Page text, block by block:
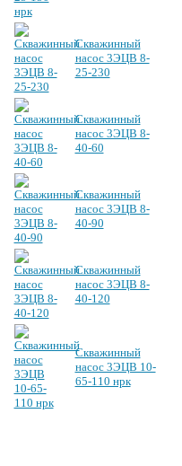
Скважинный
насос 3ЭЦВ 8-
25-230
Скважинный
насос 3ЭЦВ 8-
40-60
Скважинный
насос 3ЭЦВ 8-
40-90
Скважинный
насос 3ЭЦВ 8-
40-120
Скважинный
насос 3ЭЦВ 10-
65-110 нрк